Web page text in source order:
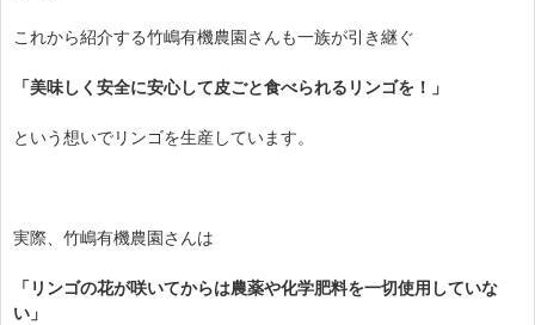
これから紹介する竹嶋有機農園さんも一族が引き継ぐ
「美味しく安全に安心して皮ごと食べられるリンゴを！」
という想いでリンゴを生産しています。
実際、竹嶋有機農園さんは
「リンゴの花が咲いてからは農薬や化学肥料を一切使用していな
い」